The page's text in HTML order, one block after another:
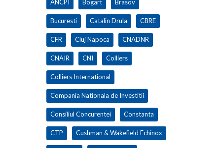
ANCPI Bogart Brasov
Bucuresti Catalin Drula CBRE
CFR Cluj Napoca CNADNR
CNAIR CNI Colliers
Colliers International
Compania Nationala de Investitii
Consiliul Concurentei Constanta
CTP Cushman & Wakefield Echinox